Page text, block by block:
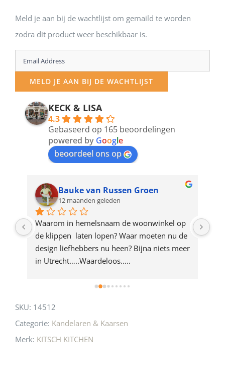
Meld je aan bij de wachtlijst om gemaild te worden
zodra dit product weer beschikbaar is.
Enter
your
email
address
product
MELD JE AAN BIJ DE WACHTLIJST
KECK & LISA
4.3
Gebaseerd op 165 beoordelingen
powered by Google
beoordeel ons op
Bauke van Russen Groen
12 maanden geleden
Waarom in hemelsnaam de woonwinkel op
de klippen  laten lopen? Waar moeten nu de
design liefhebbers nu heen? Bijna niets meer
in Utrecht…..Waardeloos…..
SKU: 14512
Categorie: Kandelaren & Kaarsen
Merk: KITSCH KITCHEN